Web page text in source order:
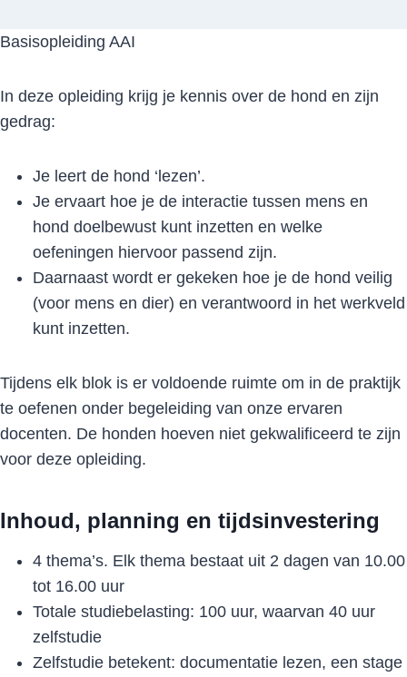
Basisopleiding AAI
In deze opleiding krijg je kennis over de hond en zijn
gedrag:
Je leert de hond ‘lezen’.
Je ervaart hoe je de interactie tussen mens en
hond doelbewust kunt inzetten en welke
oefeningen hiervoor passend zijn.
Daarnaast wordt er gekeken hoe je de hond veilig
(voor mens en dier) en verantwoord in het werkveld
kunt inzetten.
Tijdens elk blok is er voldoende ruimte om in de praktijk
te oefenen onder begeleiding van onze ervaren
docenten. De honden hoeven niet gekwalificeerd te zijn
voor deze opleiding.
Inhoud, planning en tijdsinvestering
4 thema’s. Elk thema bestaat uit 2 dagen van 10.00
tot 16.00 uur
Totale studiebelasting: 100 uur, waarvan 40 uur
zelfstudie
Zelfstudie betekent: documentatie lezen, een stage